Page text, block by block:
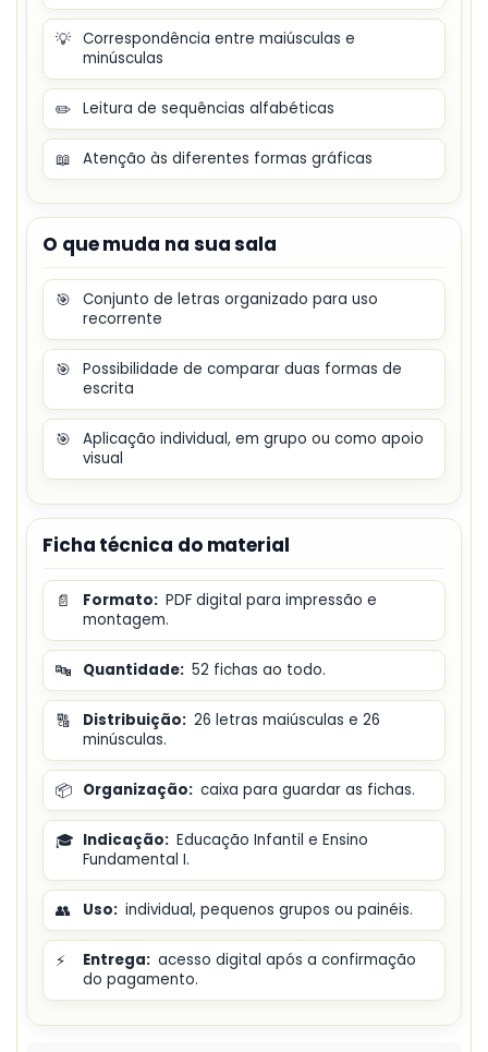
💡 Correspondência entre maiúsculas e
minúsculas
✏️ Leitura de sequências alfabéticas
📖 Atenção às diferentes formas gráficas
O que muda na sua sala
🎯
Conjunto de letras organizado para uso
recorrente
🎯
Possibilidade de comparar duas formas de
escrita
🎯
Aplicação individual, em grupo ou como apoio
visual
Ficha técnica do material
📄 Formato: PDF digital para impressão e
montagem.
🔤 Quantidade: 52 fichas ao todo.
🔠 Distribuição: 26 letras maiúsculas e 26
minúsculas.
📦 Organização: caixa para guardar as fichas.
🎓 Indicação: Educação Infantil e Ensino
Fundamental I.
👥 Uso: individual, pequenos grupos ou painéis.
⚡ Entrega: acesso digital após a confirmação
do pagamento.